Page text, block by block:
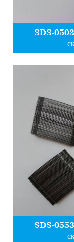
SDS-
SDS-